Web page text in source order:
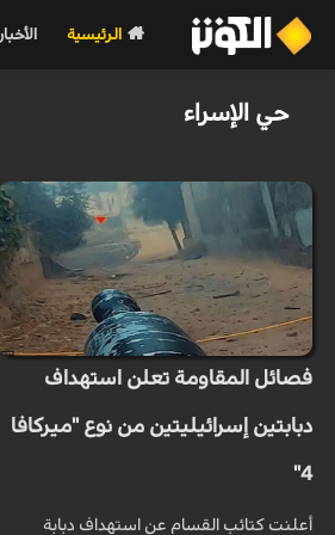
الرئيسية الأخبار
حي الإسراء
فصائل المقاومة تعلن استهداف
دبابتين إسرائيليتين من نوع "ميركافا
4"
أعلنت كتائب القسام عن استهداف دبابة